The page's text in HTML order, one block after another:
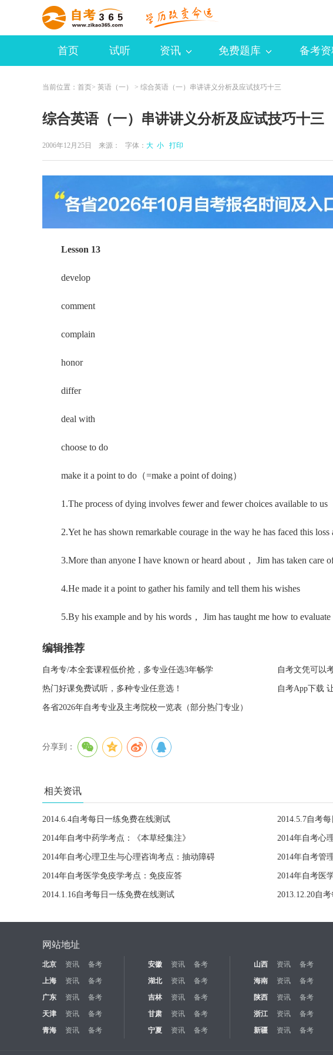
首页 试听 资讯 免费题库 备考
当前位置： 首页> 英语（一） > 综合英语（一）串讲讲义分析及应试技巧十三
综合英语（一）串讲讲义分析及应试技巧十三
2006年12月25日 来源： 字体： 大 小 打印
Lesson 13
develop
comment
complain
honor
differ
deal with
choose to do
make it a point to do（=make a point of doing）
1.The process of dying involves fewer and fewer choices available to us
2.Yet he has shown remarkable courage in the way he has faced this loss
3.More than anyone I have known or heard about， Jim has taken care
4.He made it a point to gather his family and tell them his wishes
5.By his example and by his words， Jim has taught me how to
编辑推荐
自考专/本全套课程低价抢，多专业任选3年畅学 自考文凭可以
热门好课免费试听，多种专业任意选！ 自考App下载
各省2026年自考专业及主考院校一览表（部分热门专业）
分享到：
相关资讯
2014.6.4自考每日一练免费在线测试 2014.5.7自考
2014年自考中药学考点：《本草经集注》 2014年自考心
2014年自考心理卫生与心理咨询考点：抽动障碍 2014年自考管
2014年自考医学免疫学考点：免疫应答 2014年自考医
2014.1.16自考每日一练免费在线测试 2013.12.20自
网站地址
北京 资讯 备考 安徽 资讯 备考 山西 资讯 备考
上海
资讯 备考 湖北 资讯 备考 海南 资讯 备考
广东
资讯 备考 吉林 资讯 备考 陕西 资讯 备考
天津
资讯 备考 甘肃 资讯 备考 浙江 资讯 备考
青海
资讯 备考 宁夏 资讯 备考 新疆 资讯 备考